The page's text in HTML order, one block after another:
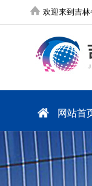
欢迎来到吉林
网站首